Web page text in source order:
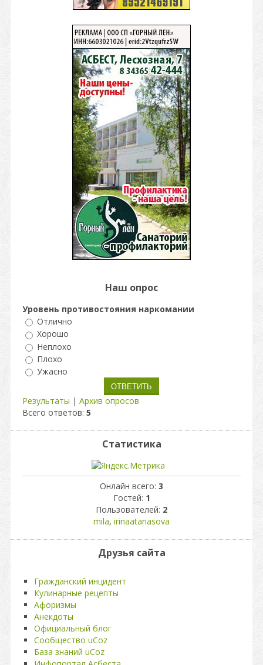
Наш опрос
Уровень противостояния наркомании
Отлично
Хорошо
Неплохо
Плохо
Ужасно
Результаты | Архив опросов
Всего ответов: 5
Статистика
Онлайн всего: 3
Гостей: 1
Пользователей: 2
mila, irinaatanasova
Друзья сайта
Гражданский инцидент
Кулинарные рецепты
Афоризмы
Анекдоты
Официальный блог
Сообщество uCoz
База знаний uCoz